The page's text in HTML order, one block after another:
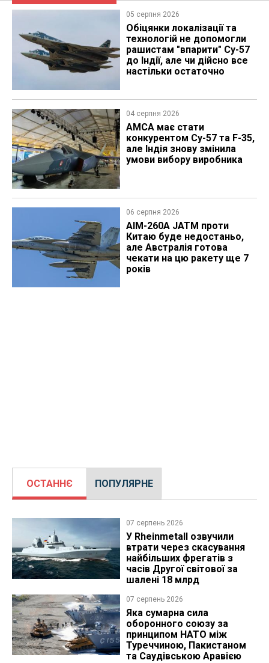
05 серпня 2026
Обіцянки локалізації та
технологій не допомогли
рашистам "впарити" Су-57
до Індії, але чи дійсно все
настільки остаточно
04 серпня 2026
AMCA має стати
конкурентом Су-57 та F-35,
але Індія знову змінила
умови вибору виробника
06 серпня 2026
AIM-260A JATM проти
Китаю буде недостаньо,
але Австралія готова
чекати на цю ракету ще 7
років
ОСТАННЄ ПОПУЛЯРНЕ
07 серпень 2026
У Rheinmetall озвучили
втрати через скасування
найбільших фрегатів з
часів Другої світової за
шалені 18 млрд
07 серпень 2026
Яка сумарна сила
оборонного союзу за
принципом НАТО між
Туреччиною, Пакистаном
та Саудівською Аравією